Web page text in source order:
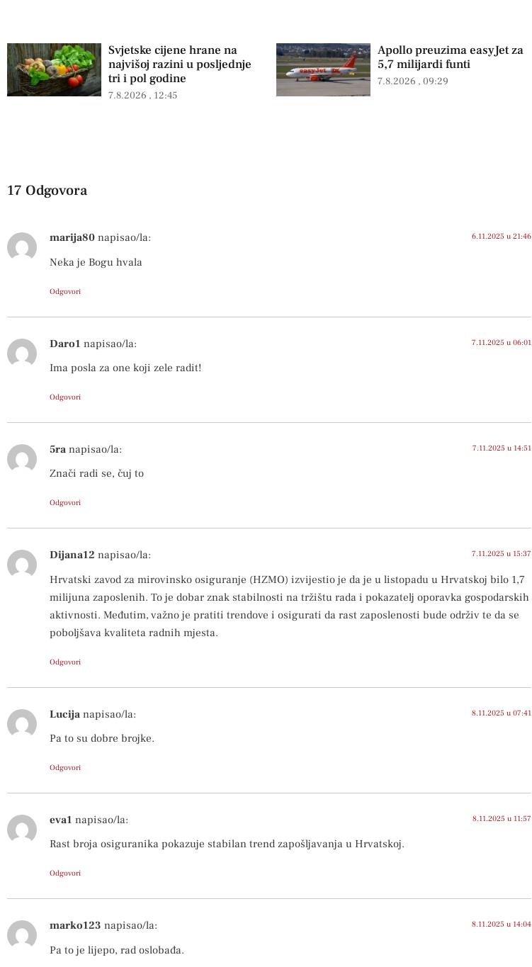
Svjetske cijene hrane na
najvišoj razini u posljednje
tri i pol godine
7.8.2026 12:45
Apollo preuzima easyJet za
5,7 milijardi funti
7.8.2026 09:29
17 Odgovora
marija80 napisao/la: 6.11.2025 u 21:46
Neka je Bogu hvala
Odgovori
Daro1 napisao/la: 7.11.2025 u 06:01
Ima posla za one koji zele radit!
Odgovori
5ra napisao/la: 7.11.2025 u 14:51
Znači radi se, čuj to
Odgovori
Dijana12 napisao/la: 7.11.2025 u 15:37
Hrvatski zavod za mirovinsko osiguranje (HZMO) izvijestio je da je u listopadu u Hrvatskoj bilo 1,7
milijuna zaposlenih. To je dobar znak stabilnosti na tržištu rada i pokazatelj oporavka gospodarskih
aktivnosti. Međutim, važno je pratiti trendove i osigurati da rast zaposlenosti bude održiv te da se
poboljšava kvaliteta radnih mjesta.
Odgovori
Lucija napisao/la: 8.11.2025 u 07:41
Pa to su dobre brojke.
Odgovori
eva1 napisao/la: 8.11.2025 u 11:57
Rast broja osiguranika pokazuje stabilan trend zapošljavanja u Hrvatskoj.
Odgovori
marko123 napisao/la: 8.11.2025 u 14:04
Pa to je lijepo, rad oslobađa.